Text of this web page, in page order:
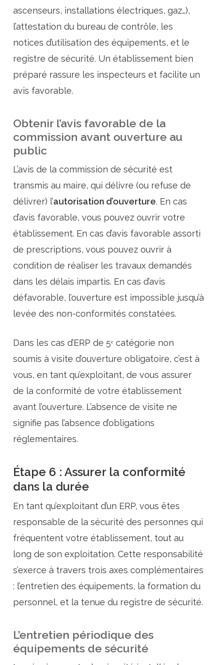
ascenseurs, installations électriques, gaz…),
l’attestation du bureau de contrôle, les
notices d’utilisation des équipements, et le
registre de sécurité. Un établissement bien
préparé rassure les inspecteurs et facilite un
avis favorable.
Obtenir l’avis favorable de la
commission avant ouverture au
public
L’avis de la commission de sécurité est
transmis au maire, qui délivre (ou refuse de
délivrer) l’autorisation d’ouverture. En cas
d’avis favorable, vous pouvez ouvrir votre
établissement. En cas d’avis favorable assorti
de prescriptions, vous pouvez ouvrir à
condition de réaliser les travaux demandés
dans les délais impartis. En cas d’avis
défavorable, l’ouverture est impossible jusqu’à
levée des non-conformités constatées.
Dans les cas d’ERP de 5ᵉ catégorie non
soumis à visite d’ouverture obligatoire, c’est à
vous, en tant qu’exploitant, de vous assurer
de la conformité de votre établissement
avant l’ouverture. L’absence de visite ne
signifie pas l’absence d’obligations
réglementaires.
Étape 6 : Assurer la conformité
dans la durée
En tant qu’exploitant d’un ERP, vous êtes
responsable de la sécurité des personnes qui
fréquentent votre établissement, tout au
long de son exploitation. Cette responsabilité
s’exerce à travers trois axes complémentaires
: l’entretien des équipements, la formation du
personnel, et la tenue du registre de sécurité.
L’entretien périodique des
équipements de sécurité